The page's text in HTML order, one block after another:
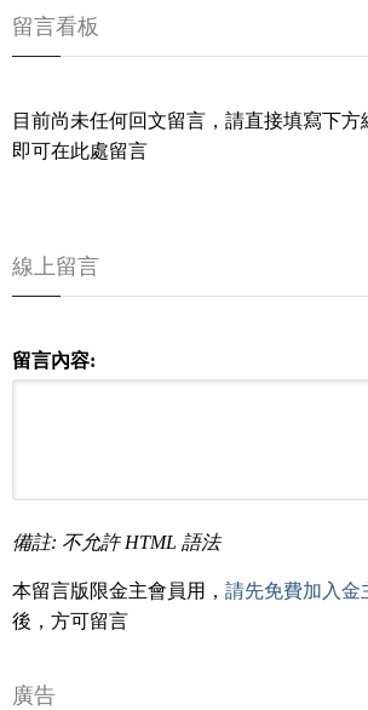
留言看板
目前尚未任何回文留言，請直接填寫下
即可在此處留言
線上留言
留言內容:
備註: 不允許 HTML 語法
本留言版限金主會員用， 請先免費加入金
後，方可留言
廣告